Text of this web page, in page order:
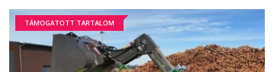
TÁMOGATOTT TARTALOM